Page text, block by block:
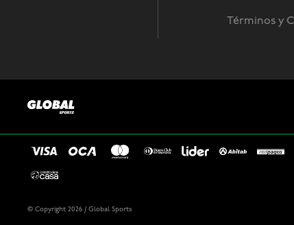
Términos y
© Copyright 2026 / Global Sports